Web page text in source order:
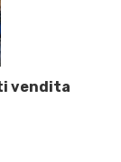
vendita